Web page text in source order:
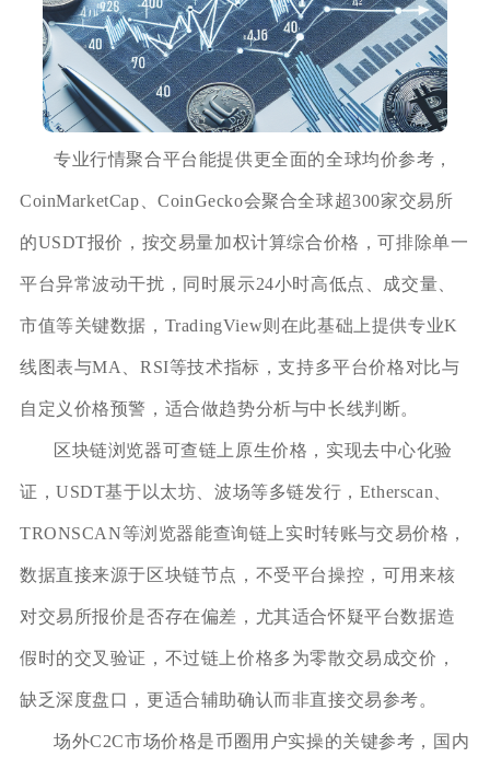
专业行情聚合平台能提供更全面的全球均价参考，
CoinMarketCap、CoinGecko会聚合全球超300家交易所
的USDT报价，按交易量加权计算综合价格，可排除单一
平台异常波动干扰，同时展示24小时高低点、成交量、
市值等关键数据，TradingView则在此基础上提供专业K
线图表与MA、RSI等技术指标，支持多平台价格对比与
自定义价格预警，适合做趋势分析与中长线判断。
区块链浏览器可查链上原生价格，实现去中心化验
证，USDT基于以太坊、波场等多链发行，Etherscan、
TRONSCAN等浏览器能查询链上实时转账与交易价格，
数据直接来源于区块链节点，不受平台操控，可用来核
对交易所报价是否存在偏差，尤其适合怀疑平台数据造
假时的交叉验证，不过链上价格多为零散交易成交价，
缺乏深度盘口，更适合辅助确认而非直接交易参考。
场外C2C市场价格是币圈用户实操的关键参考，国内